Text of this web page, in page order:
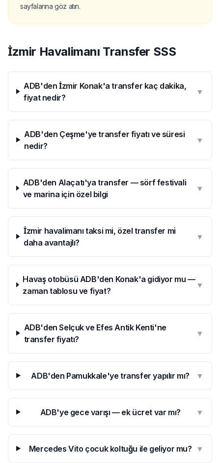
sayfalarına göz atın.
İzmir Havalimanı Transfer SSS
ADB'den İzmir Konak'a transfer kaç dakika,
fiyat nedir?
▼
ADB'den Çeşme'ye transfer fiyatı ve süresi
nedir?
▼
ADB'den Alaçatı'ya transfer — sörf festivali
ve marina için özel bilgi
▼
İzmir havalimanı taksi mi, özel transfer mi
daha avantajlı?
▼
Havaş otobüsü ADB'den Konak'a gidiyor mu —
zaman tablosu ve fiyat?
▼
ADB'den Selçuk ve Efes Antik Kenti'ne
transfer fiyatı?
▼
ADB'den Pamukkale'ye transfer yapılır mı? ▼
ADB'ye gece varışı — ek ücret var mı? ▼
Mercedes Vito çocuk koltuğu ile geliyor mu? ▼